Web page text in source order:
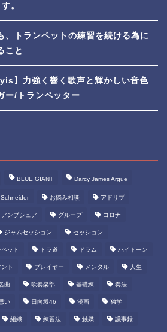
。
、トランペットの練習を続ける為に
こと
】力強く響く歌声と輝かしい音色
ー/トランペッター
BLUE GIANT Darcy James Argue
お悩み相談 アドリブ
アンブシュア グループ コロナ
ジャムセッション セッション
ペット トラ道 ドラム ハイトーン
ト プレイヤー メンタル 人生
曲 吹奏楽部 基礎練 奏法
い 日向坂46 漫画 独学
組織 練習法 触媒 議事録